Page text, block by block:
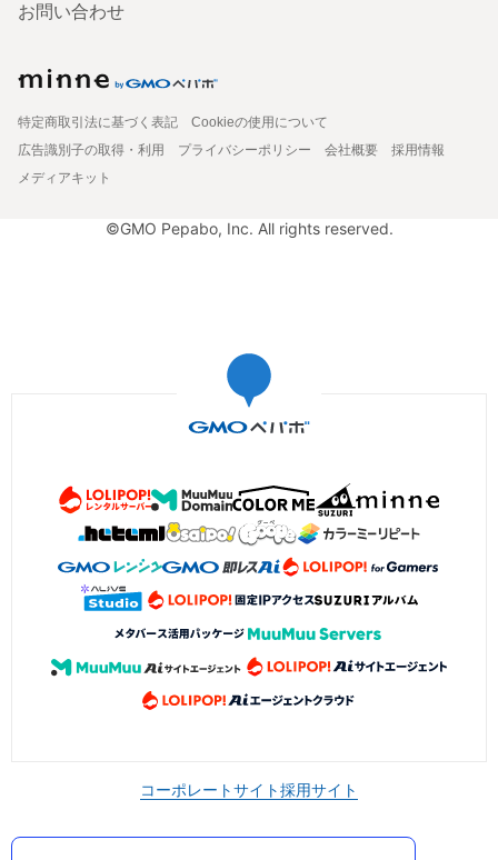
お問い合わせ
特定商取引法に基づく表記
Cookieの使用について
広告識別子の取得・利用
プライバシーポリシー 会社概要
採用情報
メディアキット
©GMO Pepabo, Inc. All rights reserved.
コーポレートサイト採用サイト